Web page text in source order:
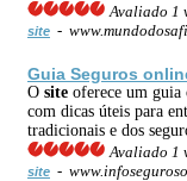
Avaliado 1
site -
Guia Seguros
O site oferece um guia
com dicas úteis para
tradicionais e dos
Avaliado 1
site -